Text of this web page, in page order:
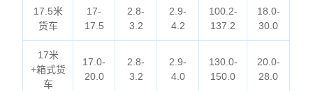
17.5米
货车
17-
17.5
2.8-
3.2
2.9-
4.2
100.2-
137.2
18.0-
30.0
17米
+箱式货
车
17.0-
20.0
2.8-
3.2
2.9-
4.0
130.0-
150.0
20.0-
28.0